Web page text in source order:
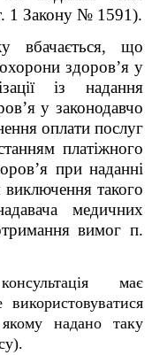
1 Закону № 1591).
вбачається, що
здоров’я у
із надання
у законодавчо
оплати послуг
платіжного
при наданні
виключення такого
медичних
вимог п.
має
надано таку